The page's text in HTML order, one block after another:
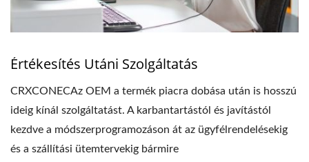
Értékesítés Utáni Szolgáltatás
CRXCONECAz OEM a termék piacra dobása után is hosszú
ideig kínál szolgáltatást. A karbantartástól és javítástól
kezdve a módszerprogramozáson át az ügyfélrendelésekig
és a szállítási ütemtervekig bármire